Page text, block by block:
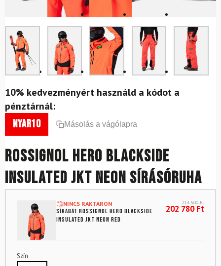
10% kedvezményért használd a kódot a
pénztárnál:
nyar10 Másolás a vágólapra
ROSSIGNOL Hero Blackside
Insulated JKT Neon sírásóruha
NINCS RAKTÁRON
Síkabát ROSSIGNOL Hero Blackside
Insulated JKT Neon Red
214 500Ft
202 780Ft
Szín